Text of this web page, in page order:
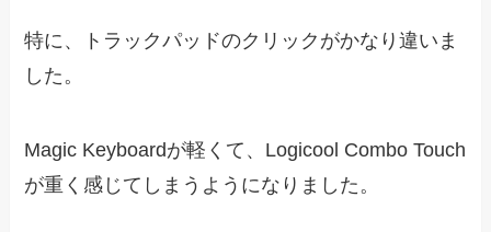
特に、トラックパッドのクリックがかなり違いま
した。
Magic Keyboardが軽くて、Logicool Combo Touch
が重く感じてしまうようになりました。